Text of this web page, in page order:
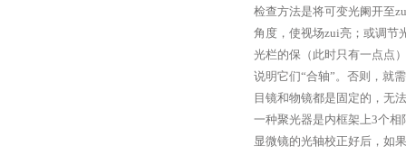
检查方法是将可变光阑开至
角度，使视场zui亮；或调节
光栏的保（此时只有一点点
说明它们“合轴”。否则，就
目镜和物镜都是固定的，无
一种聚光器是内框架上3个
显微镜的光轴校正好后，如